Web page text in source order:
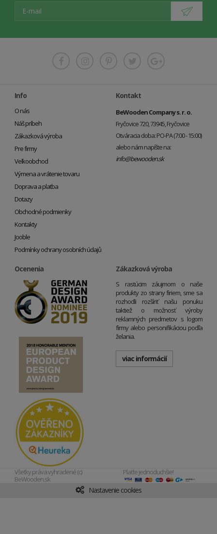
Info
O nás
Náš príbeh
Zákazková výroba
Pre firmy
Veľkoobchod
Výmena a vrátenie tovaru
Doprava a platba
Dotazy
Obchodné podmienky
Kontakty
Jooble
Podmínky ochrany osobních údajů
Kontakt
BeWooden Company s. r. o.
Fryčovice 720, 73945, Fryčovice
Otváracia doba: PO-PA (7:00 - 15:00)
alebo nám napíšte na:
info@bewooden.sk
Ocenenia Zákazková výroba
S rastúcim záujmom o naše
produkty zo strany firiem, sme sa
rozhodli rozšíriť našu ponuku
taktiež o možnosť výroby
reklamných predmetov s logom
firmy alebo personifikáciou podľa
želania.
viac informácií
Všetky práva vyhradené (c)
BeWooden.sk
Plaťte jednoduchšie!
Nastavenie cookies